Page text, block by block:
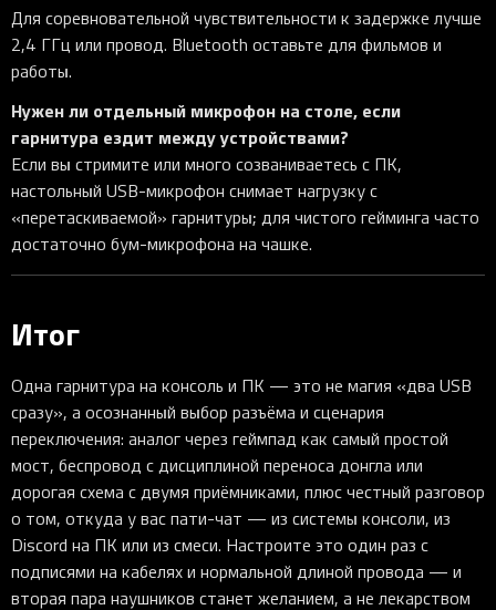
Для соревновательной чувствительности к задержке лучше
2,4 ГГц или провод. Bluetooth оставьте для фильмов и
работы.
Нужен ли отдельный микрофон на столе, если
гарнитура ездит между устройствами?
Если вы стримите или много созваниваетесь с ПК,
настольный USB-микрофон снимает нагрузку с
«перетаскиваемой» гарнитуры; для чистого гейминга часто
достаточно бум-микрофона на чашке.
Итог
Одна гарнитура на консоль и ПК — это не магия «два USB
сразу», а осознанный выбор разъёма и сценария
переключения: аналог через геймпад как самый простой
мост, беспровод с дисциплиной переноса донгла или
дорогая схема с двумя приёмниками, плюс честный разговор
о том, откуда у вас пати-чат — из системы консоли, из
Discord на ПК или из смеси. Настроите это один раз с
подписями на кабелях и нормальной длиной провода — и
вторая пара наушников станет желанием, а не лекарством